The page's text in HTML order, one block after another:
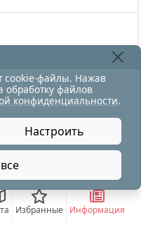
Избранные Информация
восстановлено
cookie-файлы. Нажав
обработку файлов
конфиденциальности.
Настроить